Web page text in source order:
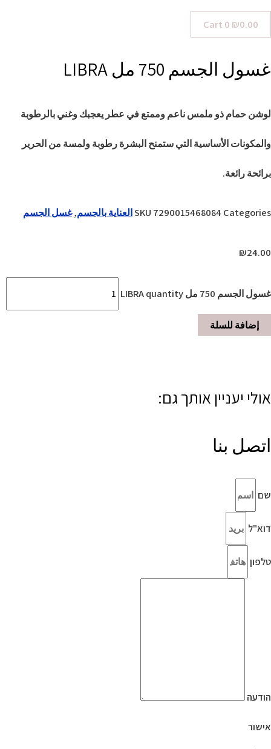
₪0.00
0
Cart
غسول الجسم 750 مل LIBRA
لوشن حمام ذو ملمس ناعم وممتع في عطر يعجبك وغني بالرطوبة
والمكونات الأساسية التي ستمنح البشرة رطوبة ولمسة من الحرير
برائحة رائعة.
SKU 7290015468084 Categories العناية بالجسم,غسل الجسم
₪24.00
غسول الجسم 750 مل LIBRA quantity
إضافة للسلة
אולי יעניין אותך גם:
اتصل بنا
שם
דוא"ל
טלפון
הודעה
אישור